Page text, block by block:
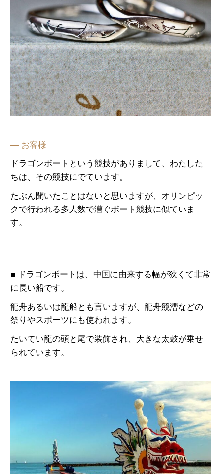
— お客様
ドラゴンボートという競技がありまして、わたした
ちは、その競技にでています。
たぶん聞いたことはないと思いますが、オリンピッ
クで行われる多人数で漕ぐボート競技に似ていま
す。
■ ドラゴンボートは、中国に由来する幅が狭くて非常
に長い船です。
龍舟あるいは龍船とも言いますが、龍舟競漕などの
祭りやスポーツにも使われます。
たいてい龍の頭と尾で装飾され、大きな太鼓が乗せ
られています。